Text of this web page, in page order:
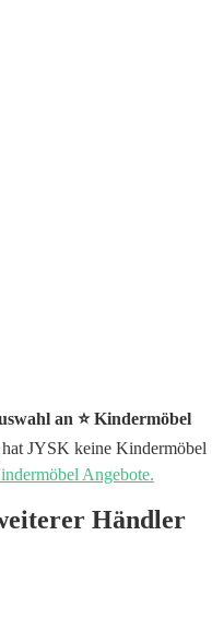
an ⭐️ Kindermöbel
JYSK keine Kindermöbel
Angebote.
Händler